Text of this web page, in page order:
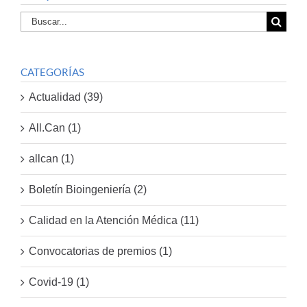
Buscar
por:
CATEGORÍAS
Actualidad (39)
All.Can (1)
allcan (1)
Boletín Bioingeniería (2)
Calidad en la Atención Médica (11)
Convocatorias de premios (1)
Covid-19 (1)